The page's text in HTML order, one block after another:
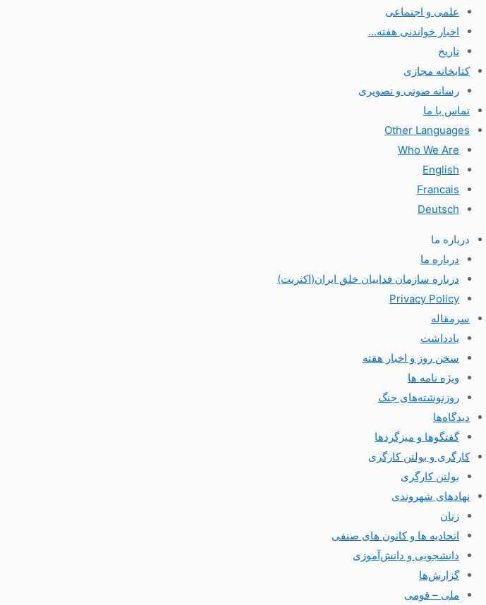
علمی و اجتماعی
اخبار خواندنی هفته…
تاریخ
کتابخانه مجازی
رسانه صوتی و تصویری
تماس با ما
Other Languages
Who We Are
English
Francais
Deutsch
درباره ما
درباره ما
درباره سازمان فداییان خلق ایران(اکثریت)
Privacy Policy
سرمقاله
یادداشت
سخن روز و اخبار هفته
ویژه نامه ها
روزنوشته‌های جنگ
دیدگاه‌ها
گفتگوها و میزگردها
کارگری و بولتن کارگری
بولتن کارگری
نهادهای شهروندی
زنان
اتحادیه ها و کانون های صنفی
دانشجویی و دانش‌آموزی
گزارش‌ها
ملی – قومی